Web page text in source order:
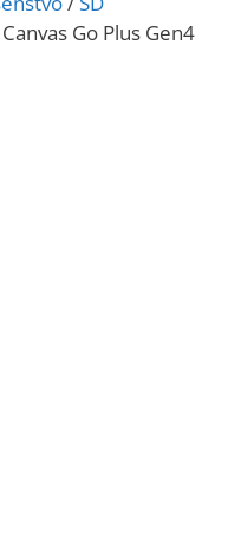
Go Plus Gen4